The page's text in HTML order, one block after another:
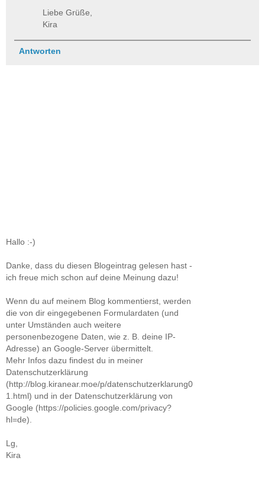
Liebe Grüße,
Kira
Antworten
Hallo :-)
Danke, dass du diesen Blogeintrag gelesen hast -
ich freue mich schon auf deine Meinung dazu!
Wenn du auf meinem Blog kommentierst, werden
die von dir eingegebenen Formulardaten (und
unter Umständen auch weitere
personenbezogene Daten, wie z. B. deine IP-
Adresse) an Google-Server übermittelt.
Mehr Infos dazu findest du in meiner
Datenschutzerklärung
(http://blog.kiranear.moe/p/datenschutzerklarung0
1.html) und in der Datenschutzerklärung von
Google (https://policies.google.com/privacy?
hl=de).
Lg,
Kira